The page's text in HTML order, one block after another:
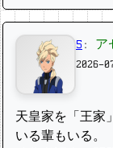
5 : ア
2026-
天皇家を「王家
いる輩もいる。